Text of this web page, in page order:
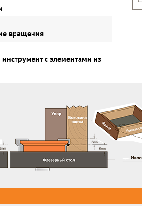
вращения
с элементами из